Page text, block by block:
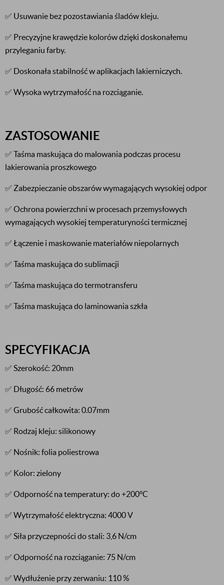
✅ Usuwanie bez pozostawiania śladów kleju.
✅ Precyzyjne krawędzie kolorów dzięki doskonałemu
przyleganiu farby.
✅ Doskonała stabilność w aplikacjach lakierniczych.
✅ Wysoka wytrzymałość na rozciąganie.
ZASTOSOWANIE
✅ Taśma maskująca do malowania podczas procesu
lakierowania proszkowego
✅ Zabezpieczanie obszarów wymagających wysokiej odpor
✅ Ochrona powierzchni w procesach przemysłowych
wymagających wysokiej temperaturyności termicznej
✅ Łączenie i maskowanie materiałów niepolarnych
✅ Taśma maskująca do sublimacji
✅ Taśma maskująca do termotransferu
✅ Taśma maskująca do laminowania szkła
SPECYFIKACJA
✅ Szerokość: 20mm
✅ Długość: 66 metrów
✅ Grubość całkowita: 0.07mm
✅ Rodzaj kleju: silikonowy
✅ Nośnik: folia poliestrowa
✅ Kolor: zielony
✅ Odporność na temperatury: do +200°C
✅ Wytrzymałość elektryczna: 4000 V
✅ Siła przyczepności do stali: 3,6 N/cm
✅ Odporność na rozciąganie: 75 N/cm
✅ Wydłużenie przy zerwaniu: 110 %